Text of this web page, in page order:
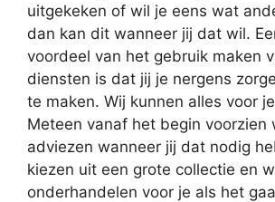
uitgekeken of wil je eens wat
dan kan dit wanneer jij dat wil.
voordeel van het gebruik maken
diensten is dat jij je nergens
te maken. Wij kunnen alles voor
Meteen vanaf het begin voorzien
adviezen wanneer jij dat nodig
kiezen uit een grote collectie en
onderhandelen voor je als het